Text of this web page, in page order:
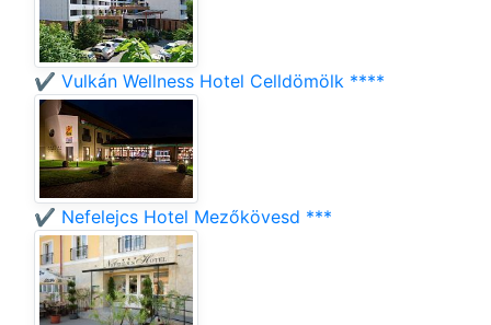
✔️ Vulkán Wellness Hotel Celldömölk ****
✔️ Nefelejcs Hotel Mezőkövesd ***